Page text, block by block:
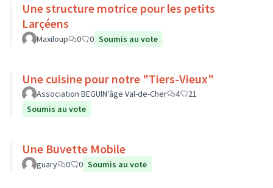
Une structure motrice pour les petits
Larçéens
Maxiloup 0 0 Soumis au vote
Une cuisine pour notre "Tiers-Vieux"
Association BEGUIN'âge Val-de-Cher 4
21
Soumis au vote
Une Buvette Mobile
guary 0 0 Soumis au vote